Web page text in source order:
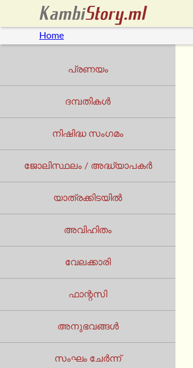
Home
പ്രണയം
ദമ്പതികൾ
നിഷിദ്ധ സംഗമം
ജോലിസ്ഥലം / അദ്ധ്യാപകർ
യാത്രക്കിടയില്‍
അവിഹിതം
വേലക്കാരി
ഫാന്റസി
അനുഭവങ്ങൾ
സംഘം ചേർന്ന്